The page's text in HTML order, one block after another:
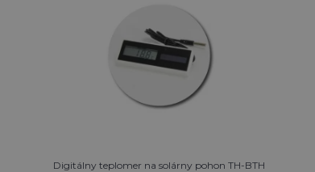
Digitálny teplomer na solárny pohon TH-BTH